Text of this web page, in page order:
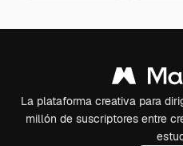
La plataforma creativa para
millón de suscriptores entre